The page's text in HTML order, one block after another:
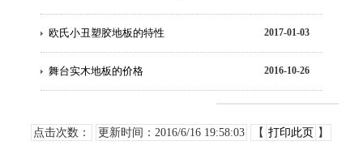
2017-01-03
欧氏小丑塑胶地板的特性
2016-10-26
舞台实木地板的价格
点击次数： 更新时间：2016/6/16 19:58:03 【 打印此页 】